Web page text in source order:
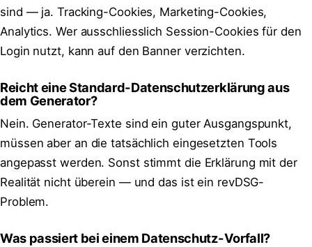
sind — ja. Tracking-Cookies, Marketing-Cookies,
Analytics. Wer ausschliesslich Session-Cookies für den
Login nutzt, kann auf den Banner verzichten.
Reicht eine Standard-Datenschutzerklärung aus
dem Generator?
Nein. Generator-Texte sind ein guter Ausgangspunkt,
müssen aber an die tatsächlich eingesetzten Tools
angepasst werden. Sonst stimmt die Erklärung mit der
Realität nicht überein — und das ist ein revDSG-
Problem.
Was passiert bei einem Datenschutz-Vorfall?